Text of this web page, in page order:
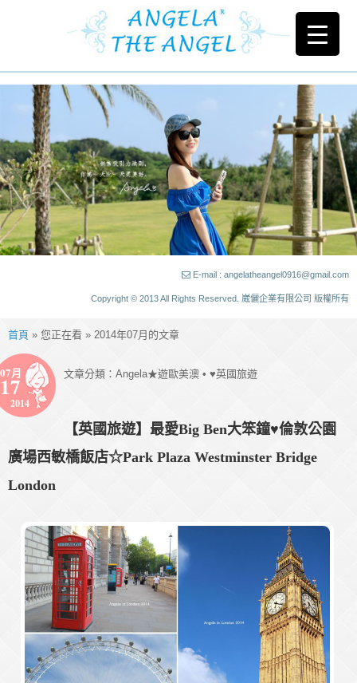
E-mail : angelatheangel0916@gmail.com
Copyright © 2013 All Rights Reserved. 崴儷企業有限公司 版權所有
首頁 » 您正在看 » 2014年07月的文章
07月
17
2014
文章分類： Angela★遊歐美澳 • ♥英國旅遊
【英國旅遊】最愛Big Ben大笨鐘♥倫敦公園
廣場西敏橋飯店☆Park Plaza Westminster Bridge
London